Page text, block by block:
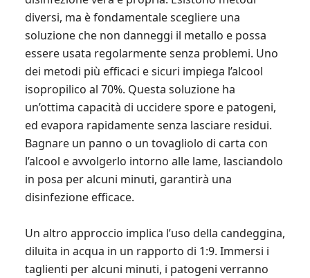
diversi, ma è fondamentale scegliere una
soluzione che non danneggi il metallo e possa
essere usata regolarmente senza problemi. Uno
dei metodi più efficaci e sicuri impiega l’alcool
isopropilico al 70%. Questa soluzione ha
un’ottima capacità di uccidere spore e patogeni,
ed evapora rapidamente senza lasciare residui.
Bagnare un panno o un tovagliolo di carta con
l’alcool e avvolgerlo intorno alle lame, lasciandolo
in posa per alcuni minuti, garantirà una
disinfezione efficace.
Un altro approccio implica l’uso della candeggina,
diluita in acqua in un rapporto di 1:9. Immersi i
taglienti per alcuni minuti, i patogeni verranno